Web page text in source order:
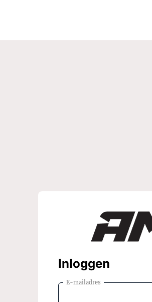
Inloggen
E-mailadres